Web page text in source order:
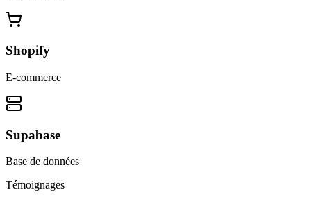
Shopify
E-commerce
Supabase
Base de données
Témoignages